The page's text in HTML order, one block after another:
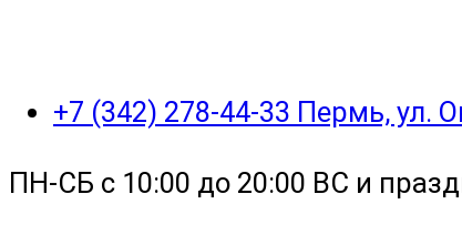
+7 (342) 278-44-33 Пермь, ул.
ПН-СБ с 10:00 до 20:00 ВС и